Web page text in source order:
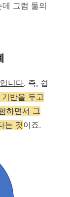
그럼 둘의
니다. 즉, 쉽
반을 두고
하면서 그
는 것이죠.